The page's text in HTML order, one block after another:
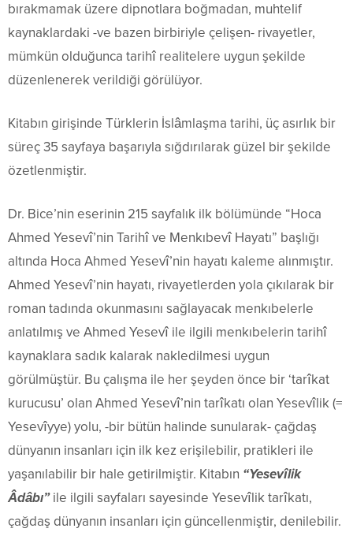
bırakmamak üzere dipnotlara boğmadan, muhtelif
kaynaklardaki -ve bazen birbiriyle çelişen- rivayetler,
mümkün olduğunca tarihî realitelere uygun şekilde
düzenlenerek verildiği görülüyor.
Kitabın girişinde Türklerin İslâmlaşma tarihi, üç asırlık bir
süreç 35 sayfaya başarıyla sığdırılarak güzel bir şekilde
özetlenmiştir.
Dr. Bice’nin eserinin 215 sayfalık ilk bölümünde “Hoca
Ahmed Yesevî’nin Tarihî ve Menkıbevî Hayatı” başlığı
altında Hoca Ahmed Yesevî’nin hayatı kaleme alınmıştır.
Ahmed Yesevî’nin hayatı, rivayetlerden yola çıkılarak bir
roman tadında okunmasını sağlayacak menkıbelerle
anlatılmış ve Ahmed Yesevî ile ilgili menkıbelerin tarihî
kaynaklara sadık kalarak nakledilmesi uygun
görülmüştür. Bu çalışma ile her şeyden önce bir ‘tarîkat
kurucusu’ olan Ahmed Yesevî’nin tarîkatı olan Yesevîlik (=
Yesevîyye) yolu, -bir bütün halinde sunularak- çağdaş
dünyanın insanları için ilk kez erişilebilir, pratikleri ile
yaşanılabilir bir hale getirilmiştir. Kitabın “Yesevîlik
Âdâbı”ile ilgili sayfaları sayesinde Yesevîlik tarîkatı,
çağdaş dünyanın insanları için güncellenmiştir, denilebilir.